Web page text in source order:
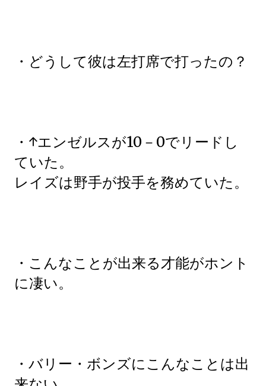
・どうして彼は左打席で打ったの？
・↑エンゼルスが10－0でリードし
ていた。
レイズは野手が投手を務めていた。
・こんなことが出来る才能がホント
に凄い。
・バリー・ボンズにこんなことは出